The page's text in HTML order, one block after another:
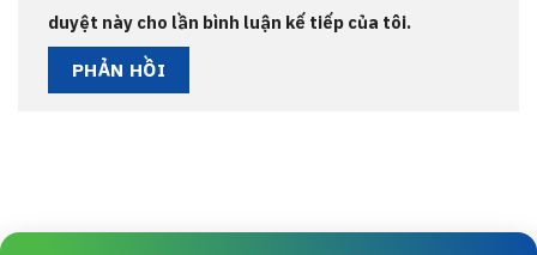
duyệt này cho lần bình luận kế tiếp của tôi.